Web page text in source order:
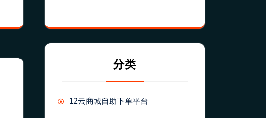
分类
12云商城自助下单平台